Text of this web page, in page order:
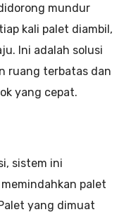
mundur
kali palet diambil,
Ini adalah solusi
ruang terbatas dan
yang cepat.
sistem ini
palet
yang dimuat